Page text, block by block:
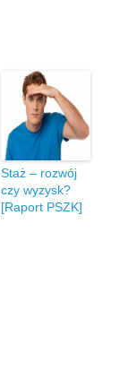
Staż – rozwój
czy wyzysk?
[Raport PSZK]